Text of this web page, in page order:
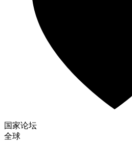
国家论坛
全球